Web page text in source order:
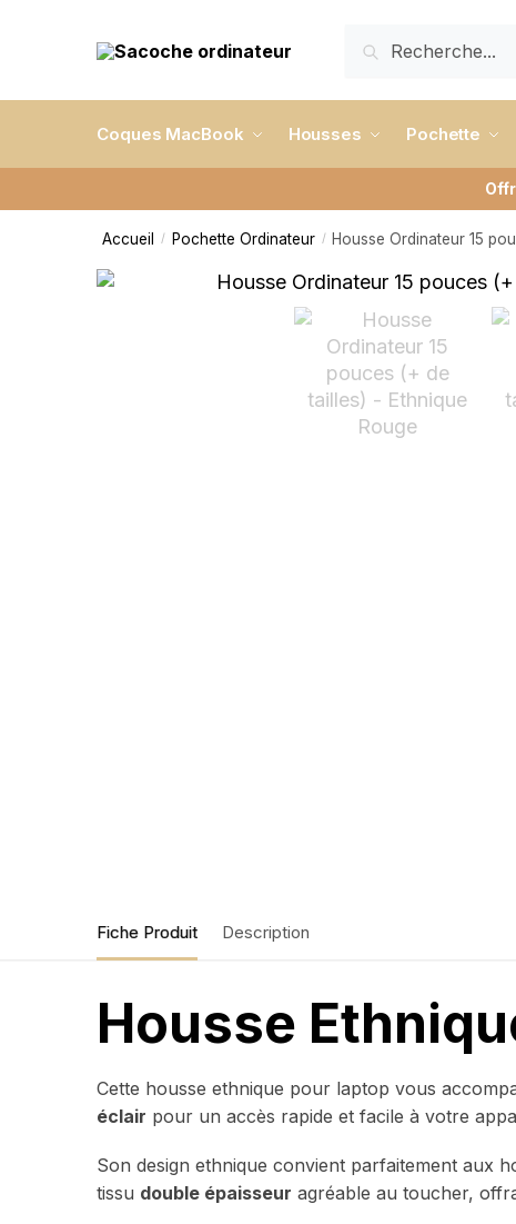
Coques MacBook Housses Pochette
Accueil / Pochette Ordinateur / Housse Ordinateur 15
Fiche Produit Description
Housse
Cette housse ethnique pour laptop vous
éclair pour un accès rapide et facile à votre
Son design ethnique convient parfaitement aux
tissu double épaisseur agréable au toucher,